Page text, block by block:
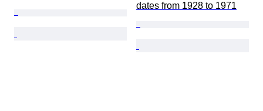
dates from 1928 to 1971